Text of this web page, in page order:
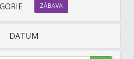
ZÁBAVA
DATUM